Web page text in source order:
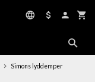
Simons lyddemper